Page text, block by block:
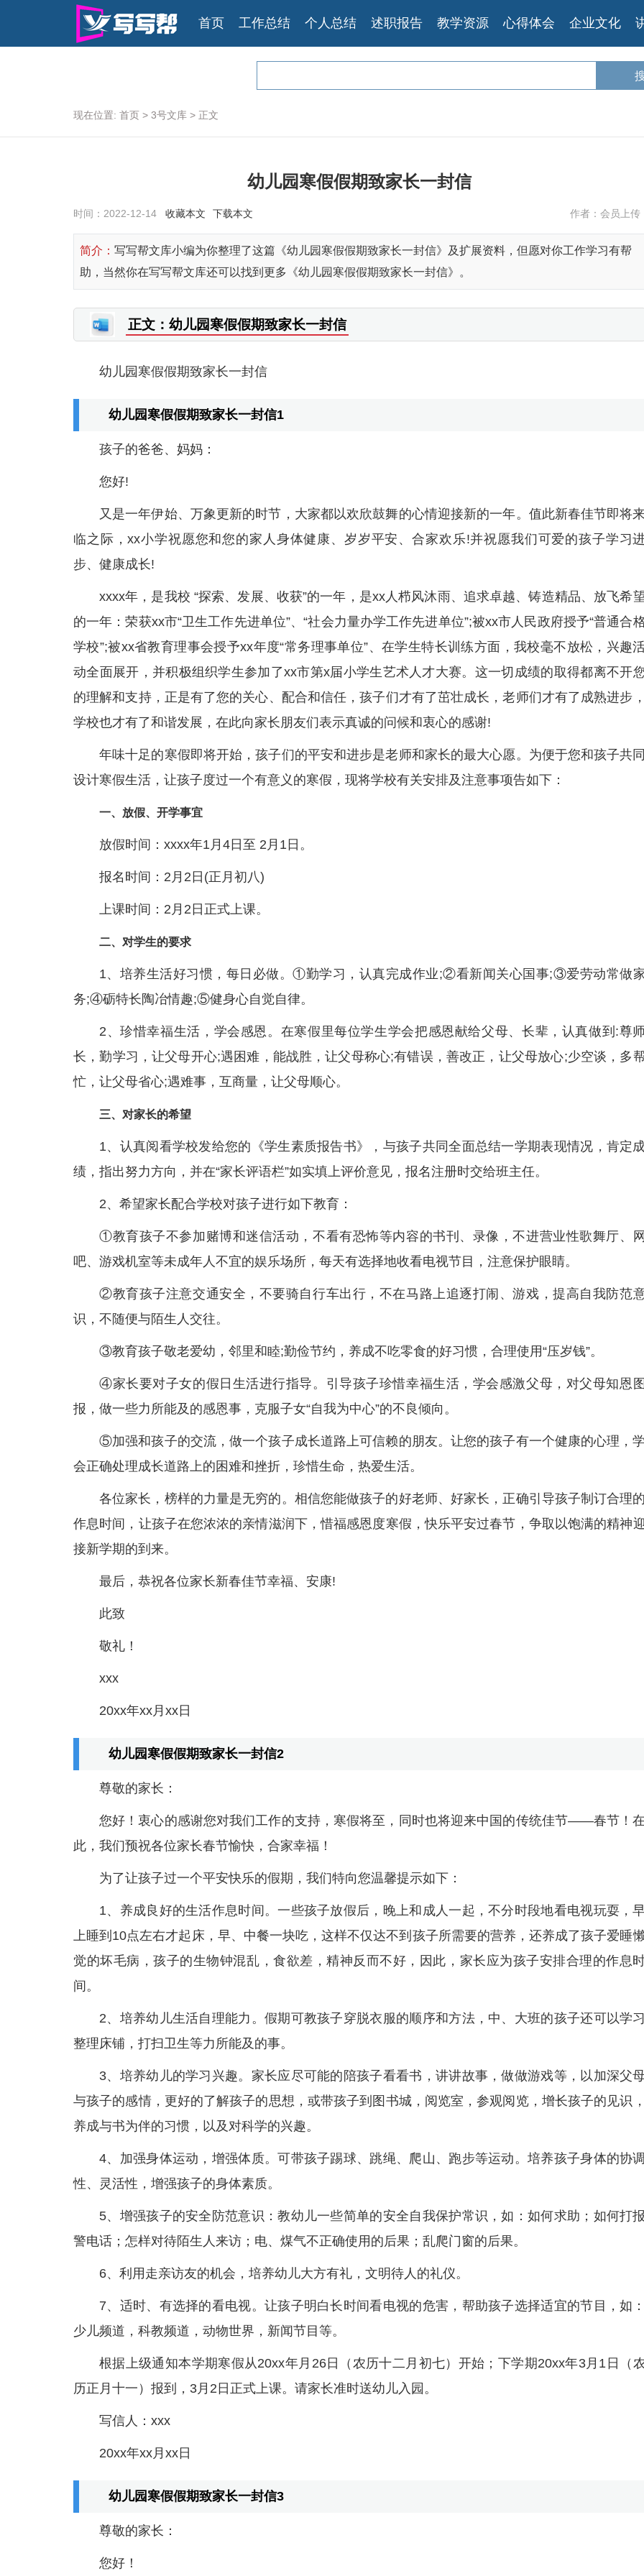
首页 工作总结 个人总结 述职报告 教学资源 心得体会 企业文化
现在位置: 首页 > 3号文库 > 正文
幼儿园寒假假期致家长一封信
时间： 2022-12-14 收藏本文 下载本文 作者：会员上传
简介： 写写帮文库小编为你整理了这篇《幼儿园寒假假期致家长一封信》及扩展资料，但愿对你工作学习有帮
助，当然你在写写帮文库还可以找到更多《幼儿园寒假假期致家长一封信》。
正文：幼儿园寒假假期致家长一封信
幼儿园寒假假期致家长一封信
幼儿园寒假假期致家长一封信1
孩子的爸爸、妈妈：
您好!
又是一年伊始、万象更新的时节，大家都以欢欣鼓舞的心情迎接新的一年。值此新春佳节即将
临之际，xx小学祝愿您和您的家人身体健康、岁岁平安、合家欢乐!并祝愿我们可爱的孩子学习
步、健康成长!
xxxx年，是我校 “探索、发展、收获”的一年，是xx人栉风沐雨、追求卓越、铸造精品、放飞希
的一年：荣获xx市“卫生工作先进单位”、“社会力量办学工作先进单位”;被xx市人民政府授予“普通合
学校”;被xx省教育理事会授予xx年度“常务理事单位”、在学生特长训练方面，我校毫不放松，兴趣
动全面展开，并积极组织学生参加了xx市第x届小学生艺术人才大赛。这一切成绩的取得都离不开
的理解和支持，正是有了您的关心、配合和信任，孩子们才有了茁壮成长，老师们才有了成熟进步，
学校也才有了和谐发展，在此向家长朋友们表示真诚的问候和衷心的感谢!
年味十足的寒假即将开始，孩子们的平安和进步是老师和家长的最大心愿。为便于您和孩子共同
设计寒假生活，让孩子度过一个有意义的寒假，现将学校有关安排及注意事项告如下：
一、放假、开学事宜
放假时间：xxxx年1月4日至 2月1日。
报名时间：2月2日(正月初八)
上课时间：2月2日正式上课。
二、对学生的要求
1、培养生活好习惯，每日必做。①勤学习，认真完成作业;②看新闻关心国事;③爱劳动常做
务;④砺特长陶冶情趣;⑤健身心自觉自律。
2、珍惜幸福生活，学会感恩。在寒假里每位学生学会把感恩献给父母、长辈，认真做到:尊师
长，勤学习，让父母开心;遇困难，能战胜，让父母称心;有错误，善改正，让父母放心;少空谈，多
忙，让父母省心;遇难事，互商量，让父母顺心。
三、对家长的希望
1、认真阅看学校发给您的《学生素质报告书》，与孩子共同全面总结一学期表现情况，肯定
绩，指出努力方向，并在“家长评语栏”如实填上评价意见，报名注册时交给班主任。
2、希望家长配合学校对孩子进行如下教育：
①教育孩子不参加赌博和迷信活动，不看有恐怖等内容的书刊、录像，不进营业性歌舞厅、网
吧、游戏机室等未成年人不宜的娱乐场所，每天有选择地收看电视节目，注意保护眼睛。
②教育孩子注意交通安全，不要骑自行车出行，不在马路上追逐打闹、游戏，提高自我防范
识，不随便与陌生人交往。
③教育孩子敬老爱幼，邻里和睦;勤俭节约，养成不吃零食的好习惯，合理使用“压岁钱”。
④家长要对子女的假日生活进行指导。引导孩子珍惜幸福生活，学会感激父母，对父母知恩图
报，做一些力所能及的感恩事，克服子女“自我为中心”的不良倾向。
⑤加强和孩子的交流，做一个孩子成长道路上可信赖的朋友。让您的孩子有一个健康的心理，学
会正确处理成长道路上的困难和挫折，珍惜生命，热爱生活。
各位家长，榜样的力量是无穷的。相信您能做孩子的好老师、好家长，正确引导孩子制订合理的
作息时间，让孩子在您浓浓的亲情滋润下，惜福感恩度寒假，快乐平安过春节，争取以饱满的精神迎
接新学期的到来。
最后，恭祝各位家长新春佳节幸福、安康!
此致
敬礼！
xxx
20xx年xx月xx日
幼儿园寒假假期致家长一封信2
尊敬的家长：
您好！衷心的感谢您对我们工作的支持，寒假将至，同时也将迎来中国的传统佳节——春节！在
此，我们预祝各位家长春节愉快，合家幸福！
为了让孩子过一个平安快乐的假期，我们特向您温馨提示如下：
1、养成良好的生活作息时间。一些孩子放假后，晚上和成人一起，不分时段地看电视玩耍，
上睡到10点左右才起床，早、中餐一块吃，这样不仅达不到孩子所需要的营养，还养成了孩子爱睡
觉的坏毛病，孩子的生物钟混乱，食欲差，精神反而不好，因此，家长应为孩子安排合理的作息
间。
2、培养幼儿生活自理能力。假期可教孩子穿脱衣服的顺序和方法，中、大班的孩子还可以学习
整理床铺，打扫卫生等力所能及的事。
3、培养幼儿的学习兴趣。家长应尽可能的陪孩子看看书，讲讲故事，做做游戏等，以加深父
与孩子的感情，更好的了解孩子的思想，或带孩子到图书城，阅览室，参观阅览，增长孩子的见识，
养成与书为伴的习惯，以及对科学的兴趣。
4、加强身体运动，增强体质。可带孩子踢球、跳绳、爬山、跑步等运动。培养孩子身体的协调
性、灵活性，增强孩子的身体素质。
5、增强孩子的安全防范意识：教幼儿一些简单的安全自我保护常识，如：如何求助；如何打报
警电话；怎样对待陌生人来访；电、煤气不正确使用的后果；乱爬门窗的后果。
6、利用走亲访友的机会，培养幼儿大方有礼，文明待人的礼仪。
7、适时、有选择的看电视。让孩子明白长时间看电视的危害，帮助孩子选择适宜的节目，如：
少儿频道，科教频道，动物世界，新闻节目等。
根据上级通知本学期寒假从20xx年月26日（农历十二月初七）开始；下学期20xx年3月1日（
历正月十一）报到，3月2日正式上课。请家长准时送幼儿入园。
写信人：xxx
20xx年xx月xx日
幼儿园寒假假期致家长一封信3
尊敬的家长：
您好！